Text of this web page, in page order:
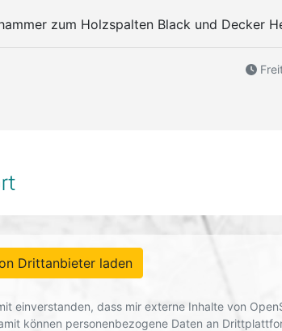
zum Holzspalten Black und Decker
Drittanbieter laden
einverstanden, dass mir externe Inhalte von
können personenbezogene Daten an